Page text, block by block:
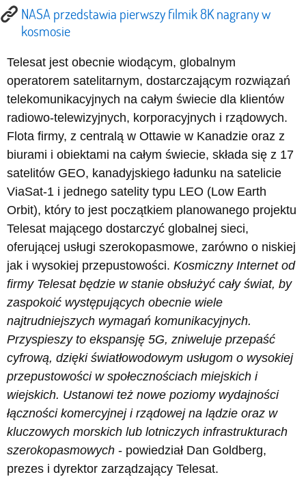
NASA przedstawia pierwszy filmik 8K nagrany w
kosmosie
Telesat jest obecnie wiodącym, globalnym
operatorem satelitarnym, dostarczającym rozwiązań
telekomunikacyjnych na całym świecie dla klientów
radiowo-telewizyjnych, korporacyjnych i rządowych.
Flota firmy, z centralą w Ottawie w Kanadzie oraz z
biurami i obiektami na całym świecie, składa się z 17
satelitów GEO, kanadyjskiego ładunku na satelicie
ViaSat-1 i jednego satelity typu LEO (Low Earth
Orbit), który to jest początkiem planowanego projektu
Telesat mającego dostarczyć globalnej sieci,
oferującej usługi szerokopasmowe, zarówno o niskiej
jak i wysokiej przepustowości. Kosmiczny Internet od
firmy Telesat będzie w stanie obsłużyć cały świat, by
zaspokoić występujących obecnie wiele
najtrudniejszych wymagań komunikacyjnych.
Przyspieszy to ekspansję 5G, zniweluje przepaść
cyfrową, dzięki światłowodowym usługom o wysokiej
przepustowości w społecznościach miejskich i
wiejskich. Ustanowi też nowe poziomy wydajności
łączności komercyjnej i rządowej na lądzie oraz w
kluczowych morskich lub lotniczych infrastrukturach
szerokopasmowych - powiedział Dan Goldberg,
prezes i dyrektor zarządzający Telesat.